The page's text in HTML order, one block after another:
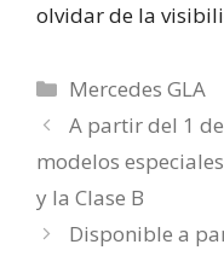
olvidar de la
Categorías
Mercedes GLA
A partir del 1 de
modelos
y la Clase B
Disponible a